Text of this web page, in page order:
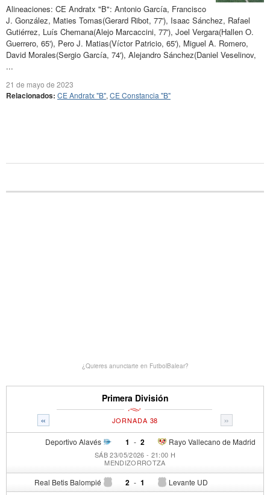
Alineaciones: CE Andratx "B": Antonio García, Francisco
J. González, Maties Tomas(Gerard Ribot, 77'), Isaac Sánchez, Rafael
Gutiérrez, Luís Chemana(Alejo Marcaccini, 77'), Joel Vergara(Hallen O.
Guerrero, 65'), Pero J. Matias(Víctor Patricio, 65'), Miguel A. Romero,
David Morales(Sergio García, 74'), Alejandro Sánchez(Daniel Veselinov,
...
21 de mayo de 2023
Relacionados: CE Andratx "B", CE Constancia "B"
¿Quieres anunciarte en FutbolBalear?
Primera División
« »
JORNADA 38
Deportivo Alavés 1 - Rayo Vallecano de Madrid
2
SÁB 23/05/2026 - 21:00 H
MENDIZORROTZA
Real Betis Balompié 2 - Levante UD
1